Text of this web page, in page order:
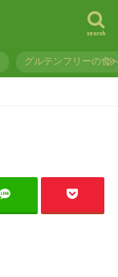
search
グルテンフリーの食